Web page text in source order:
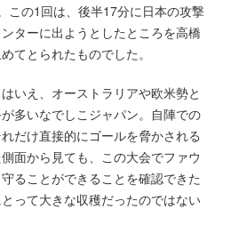
この1回は、後半17分に日本の攻撃
ターに出ようとしたところを高橋
てとられたものでした。
いえ、オーストラリアや欧米勢と
多いなでしこジャパン。自陣での
だけ直接的にゴールを脅かされる
面から見ても、この大会でファウ
ることができることを確認できた
って大きな収穫だったのではない